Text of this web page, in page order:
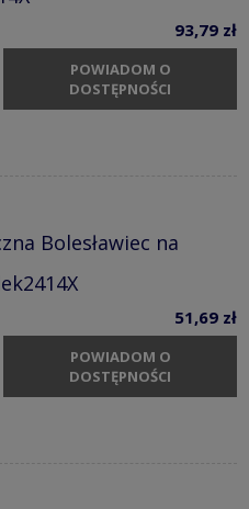
93,79 zł
POWIADOM O
DOSTĘPNOŚCI
Bolesławiec na
51,69 zł
POWIADOM O
DOSTĘPNOŚCI